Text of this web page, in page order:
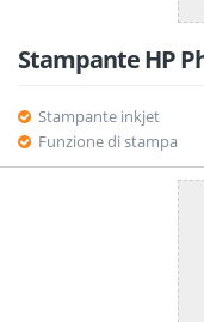
Stampante HP
Stampante inkjet
Funzione di stampa